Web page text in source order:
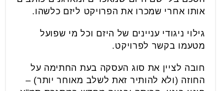
אותו אחרי שמכרו את הפרויקט ליזם כלשהו.
גילוי ניגודי עניינים של היזם וכל מי שפועל
מטעמו בקשר לפרויקט.
חובה לציין את סוג העסקה בעת החתימה על
החוזה (ולא להותיר זאת לשלב מאוחר יותר) –